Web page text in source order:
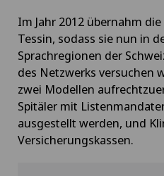
Im Jahr 2012 übernahm
Tessin, sodass sie nun in
Sprachregionen der
des Netzwerks versuchen
zwei Modellen
Spitäler mit
ausgestellt werden, und
Versicherungskassen.